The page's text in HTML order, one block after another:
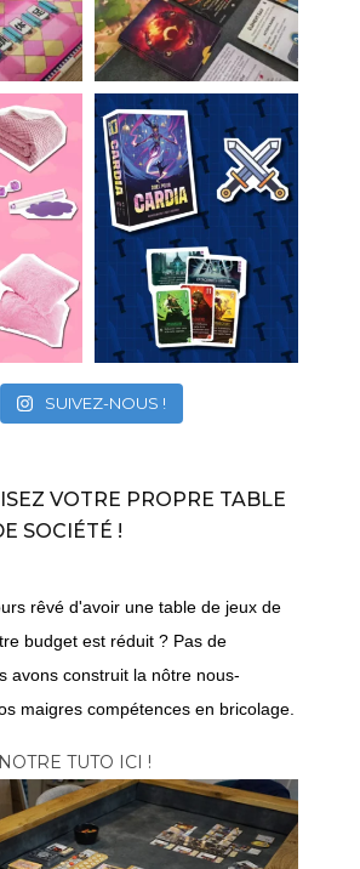
SUIVEZ-NOUS !
VOTRE PROPRE TABLE
SOCIÉTÉ !
rêvé d'avoir une table de jeux de
budget est réduit ? Pas de
avons construit la nôtre nous-
maigres compétences en bricolage.
TUTO ICI !